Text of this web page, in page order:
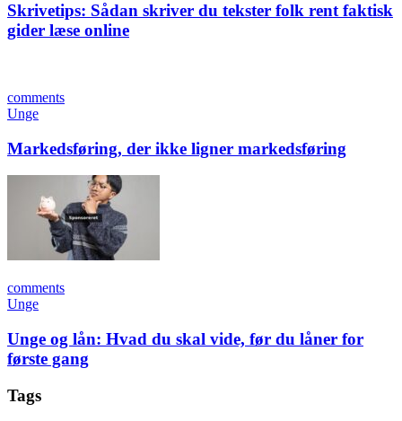
Skrivetips: Sådan skriver du tekster folk rent faktisk
gider læse online
comments
Unge
Markedsføring, der ikke ligner markedsføring
comments
Unge
Unge og lån: Hvad du skal vide, før du låner for
første gang
Tags